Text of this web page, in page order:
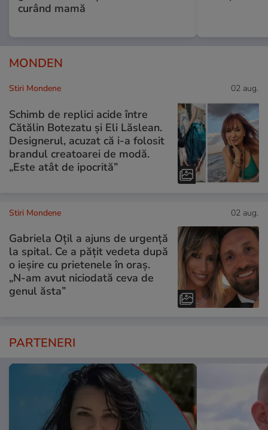
curând mamă
MONDEN
Stiri Mondene 02 aug.
Schimb de replici acide între
Cătălin Botezatu și Eli Lăslean.
Designerul, acuzat că i-a folosit
brandul creatoarei de modă.
„Este atât de ipocrită”
Stiri Mondene 02 aug.
Gabriela Oțil a ajuns de urgență
la spital. Ce a pățit vedeta după
o ieșire cu prietenele în oraș.
„N-am avut niciodată ceva de
genul ăsta”
PARTENERI